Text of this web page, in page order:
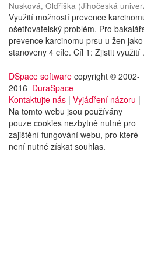
Nusková, Oldřiška (Jihočeská
Využití možností prevence
ošetřovatelský problém. Pro
prevence karcinomu prsu u žen
stanoveny 4 cíle. Cíl 1: Zjistit využití
DSpace software copyright © 2002-
2016 DuraSpace
Kontaktujte nás | Vyjádření názoru |
Na tomto webu jsou používány
pouze cookies nezbytně nutné pro
zajištění fungování webu, pro které
není nutné získat souhlas.